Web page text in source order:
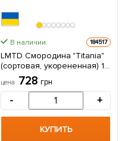
В наличии. 184517
LMTD Смородина "Titania"
(сортовая, укорененная) 1
саженец в упаковке
цена 728 грн
- +
КУПИТЬ